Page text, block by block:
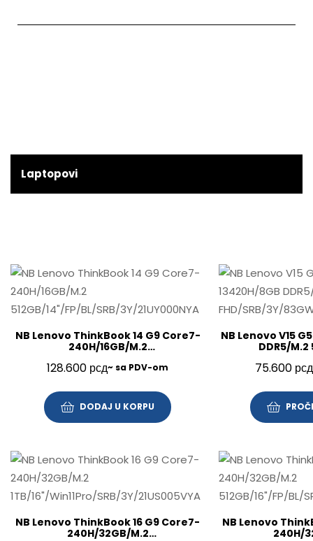
Laptopovi
NB Lenovo ThinkBook 14 G9 Core7-
240H/16GB/M.2
128.600 рсд~ sa PDV-om
DODAJ U KORPU
NB Lenovo V15
DDR5/M.2
75.600 рсд
NB Lenovo ThinkBook 16 G9 Core7-
240H/32GB/M.2
NB Lenovo
240H/